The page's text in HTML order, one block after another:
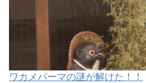
ワカメパーマの謎が解けた！！